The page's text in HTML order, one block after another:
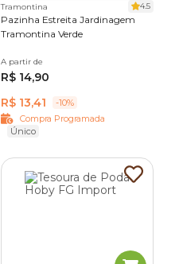
Tramontina 4.5
Pazinha Estreita Jardinagem
Tramontina Verde
A partir de
R$ 14,90
R$ 13,41
-10%
Compra Programada
Único